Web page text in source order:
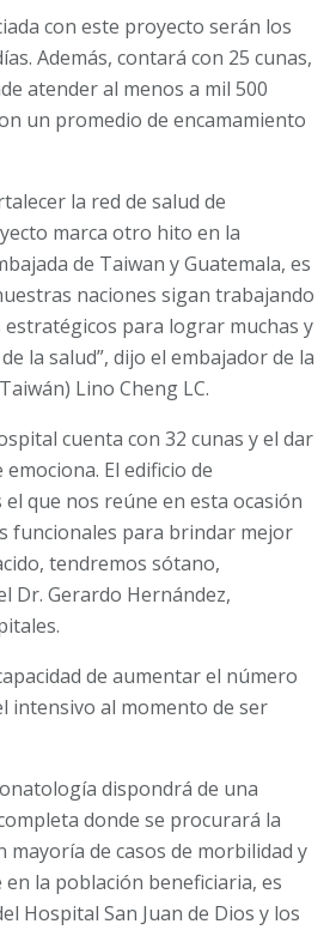
con este proyecto serán los
Además, contará con 25 cunas,
atender al menos a mil 500
un promedio de encamamiento
la red de salud de
marca otro hito en la
de Taiwan y Guatemala, es
naciones sigan trabajando
estratégicos para lograr muchas y
la salud”, dijo el embajador de la
Lino Cheng LC.
cuenta con 32 cunas y el dar
El edificio de
que nos reúne en esta ocasión
funcionales para brindar mejor
tendremos sótano,
Dr. Gerardo Hernández,
de aumentar el número
intensivo al momento de ser
dispondrá de una
donde se procurará la
mayoría de casos de morbilidad y
la población beneficiaria, es
Hospital San Juan de Dios y los